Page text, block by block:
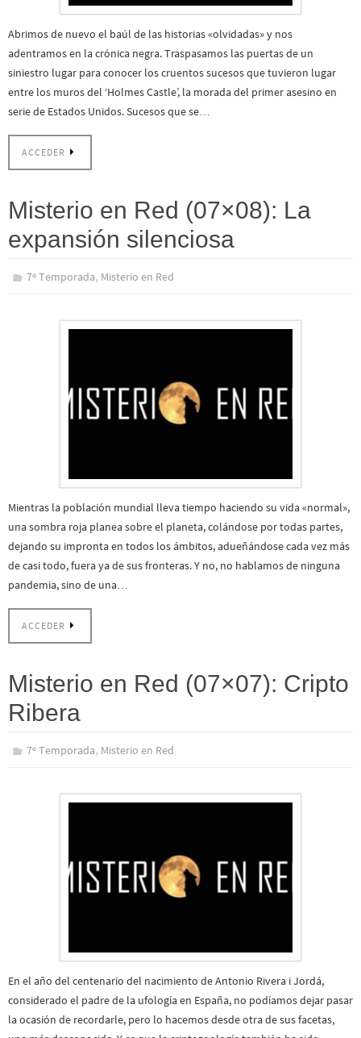
Abrimos de nuevo el baúl de las historias «olvidadas» y nos
adentramos en la crónica negra. Traspasamos las puertas de un
siniestro lugar para conocer los cruentos sucesos que tuvieron lugar
entre los muros del ‘Holmes Castle’, la morada del primer asesino en
serie de Estados Unidos. Sucesos que se…
ACCEDER
Misterio en Red (07×08): La
expansión silenciosa
7º Temporada, Misterio en Red
Mientras la población mundial lleva tiempo haciendo su vida «normal»,
una sombra roja planea sobre el planeta, colándose por todas partes,
dejando su impronta en todos los ámbitos, adueñándose cada vez más
de casi todo, fuera ya de sus fronteras. Y no, no hablamos de ninguna
pandemia, sino de una…
ACCEDER
Misterio en Red (07×07): Cripto
Ribera
7º Temporada, Misterio en Red
En el año del centenario del nacimiento de Antonio Rivera i Jordá,
considerado el padre de la ufología en España, no podíamos dejar pasar
la ocasión de recordarle, pero lo hacemos desde otra de sus facetas,